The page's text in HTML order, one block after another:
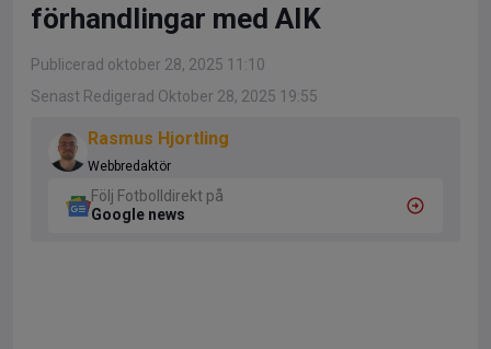
förhandlingar med AIK
Publicerad oktober 28, 2025 11:10
Senast Redigerad Oktober 28, 2025 19:55
Rasmus Hjortling
Webbredaktör
Följ Fotbolldirekt på
Google news